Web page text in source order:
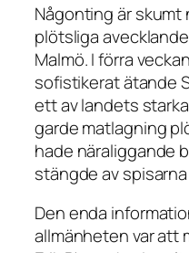
Någonting är
plötsliga
Malmö. I förra
sofistikerat ätande
ett av landets
garde matlagning
hade näraliggande
stängde av
Den enda
allmänheten var att